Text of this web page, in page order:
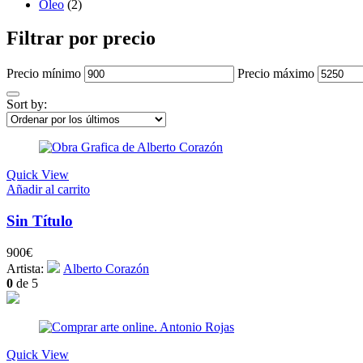
Óleo (2)
Filtrar por precio
Precio mínimo Precio máximo
Sort by:
Quick View
Añadir al carrito
Sin Título
900€
Artista:
Alberto Corazón
0 de 5
Quick View